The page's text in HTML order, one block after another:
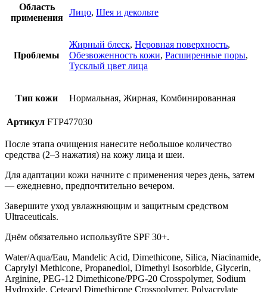
Область
применения
Лицо, Шея и декольте
Проблемы
Жирный блеск, Неровная поверхность,
Обезвоженность кожи, Расширенные поры,
Тусклый цвет лица
Тип кожи Нормальная, Жирная, Комбинированная
Артикул FTP477030
После этапа очищения нанесите небольшое количество
средства (2–3 нажатия) на кожу лица и шеи.
Для адаптации кожи начните с применения через день, затем
— ежедневно, предпочтительно вечером.
Завершите уход увлажняющим и защитным средством
Ultraceuticals.
Днём обязательно используйте SPF 30+.
Water/Aqua/Eau, Mandelic Acid, Dimethicone, Silica, Niacinamide,
Caprylyl Methicone, Propanediol, Dimethyl Isosorbide, Glycerin,
Arginine, PEG-12 Dimethicone/PPG-20 Crosspolymer, Sodium
Hydroxide, Cetearyl Dimethicone Crosspolymer, Polyacrylate